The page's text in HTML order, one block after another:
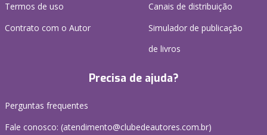
Termos de uso
Contrato com o Autor
Canais de distribuição
Simulador de publicação
de livros
Precisa de ajuda?
Perguntas frequentes
Fale conosco: (atendimento@clubedeautores.com.br)